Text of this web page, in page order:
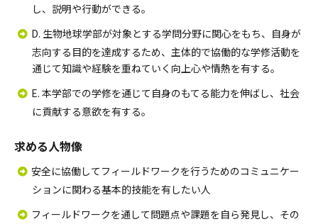
し、説明や行動ができる。
D. 生物地球学部が対象とする学問分野に関心をもち、自身が
志向する目的を達成するため、主体的で協働的な学修活動を
通じて知識や経験を重ねていく向上心や情熱を有する。
E. 本学部での学修を通じて自身のもてる能力を伸ばし、社会
に貢献する意欲を有する。
求める人物像
安全に協働してフィールドワークを行うためのコミュニケー
ションに関わる基本的技能を有したい人
フィールドワークを通して問題点や課題を自ら発見し、その